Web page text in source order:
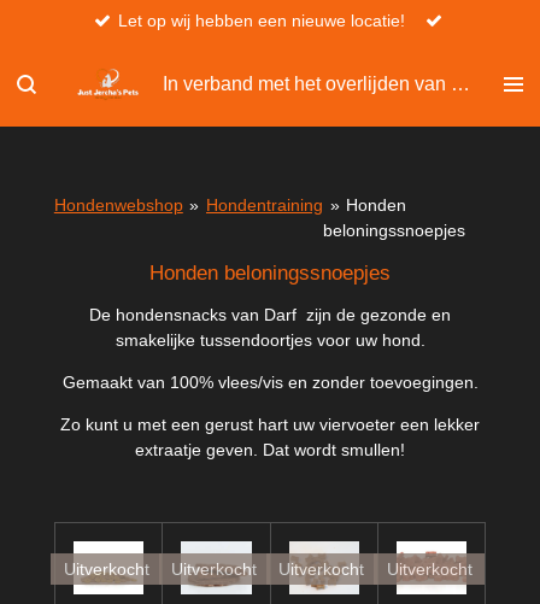
naar
hoofdinhoud
In verband met het overlijden van Christel, kan er niet besteld worden via de website.
Let op wij hebben een nieuwe locatie!
Hondenwebshop » Hondentraining » Honden
beloningssnoepjes
Honden beloningssnoepjes
De hondensnacks van Darf zijn de gezonde en
smakelijke tussendoortjes voor uw hond
Gemaakt van 100% vlees/vis en zonder toevoegingen.
Zo kunt u met een gerust hart uw viervoeter een lekker
extraatje geven. Dat wordt smullen!
Uitverkocht Uitverkocht Uitverkocht Uitverkocht